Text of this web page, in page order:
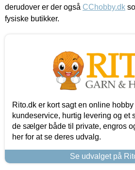
derudover er der også CChobby.dk
fysiske butikker.
Rito.dk er kort sagt en online
kundeservice, hurtig levering og et
de sælger både til private, engros
her for at se deres udvalg.
Se udvalget på